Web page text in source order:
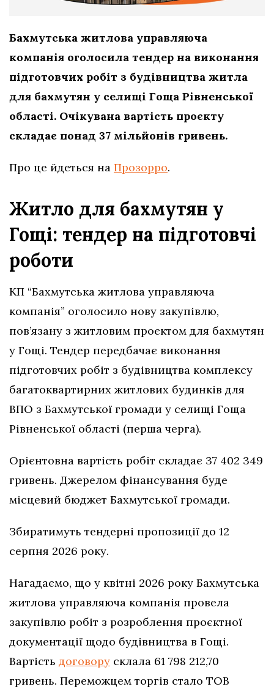
Бахмутська житлова управляюча
компанія оголосила тендер на виконання
підготовчих робіт з будівництва житла
для бахмутян у селищі Гоща Рівненської
області. Очікувана вартість проєкту
складає понад 37 мільйонів гривень.
Про це йдеться на Прозорро.
Житло для бахмутян у
Гощі: тендер на підготовчі
роботи
КП “Бахмутська житлова управляюча
компанія” оголосило нову закупівлю,
пов’язану з житловим проєктом для бахмутян
у Гощі. Тендер передбачає виконання
підготовчих робіт з будівництва комплексу
багатоквартирних житлових будинків для
ВПО з Бахмутської громади у селищі Гоща
Рівненської області (перша черга).
Орієнтовна вартість робіт складає 37 402 349
гривень. Джерелом фінансування буде
місцевий бюджет Бахмутської громади.
Збиратимуть тендерні пропозиції до 12
серпня 2026 року.
Нагадаємо, що у квітні 2026 року Бахмутська
житлова управляюча компанія провела
закупівлю робіт з розроблення проєктної
документації щодо будівництва в Гощі.
Вартість договору склала 61 798 212,70
гривень. Переможцем торгів стало ТОВ